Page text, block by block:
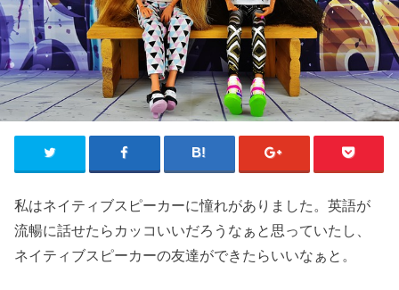
私はネイティブスピーカーに憧れがありました。英語が
流暢に話せたらカッコいいだろうなぁと思っていたし、
ネイティブスピーカーの友達ができたらいいなぁと。